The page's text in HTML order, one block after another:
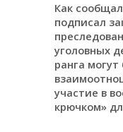
Как
подписал
уголовных
ранга
участие в
крючком»